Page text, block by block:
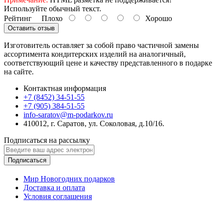
Используйте обычный текст.
Рейтинг Плохо Хорошо
Оставить отзыв
Изготовитель оставляет за собой право частичной замены
ассортимента кондитерских изделий на аналогичный,
соответствующий цене и качеству представленного в подарке
на сайте.
Контактная информация
+7 (8452) 34-51-55
+7 (905) 384-51-55
info-saratov@m-podarkov.ru
410012, г. Саратов, ул. Соколовая, д.10/16.
Подписаться на рассылку
Подписаться
Мир Новогодних подарков
Доставка и оплата
Условия соглашения